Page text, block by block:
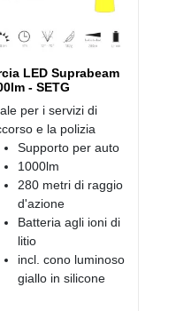
LED Suprabeam
- SETG
per i servizi di
e la polizia
Supporto per auto
1000lm
280 metri di raggio
d'azione
Batteria agli ioni di
litio
incl. cono luminoso
giallo in silicone